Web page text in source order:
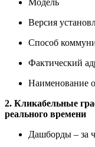
Версия
Способ
Фактический
Наименование
2. Кликабельные
реального времени
Дашборды – за